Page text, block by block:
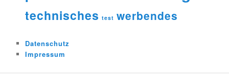
technisches test werbendes
Datenschutz
Impressum